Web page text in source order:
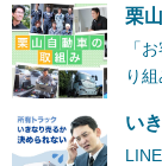
栗
「
り
い